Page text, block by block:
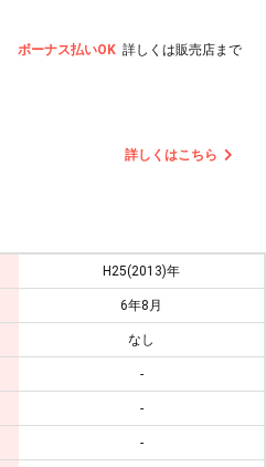
ボーナス払いOK 詳しくは販売店まで
詳しくはこちら
H25(2013)年
6年8月
なし
-
-
-